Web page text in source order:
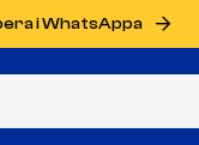
i WhatsAppa